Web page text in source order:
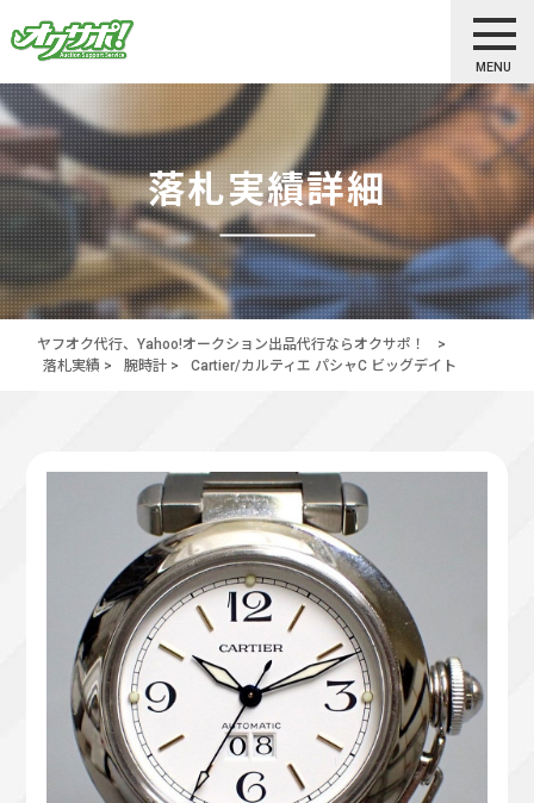
MENU
落札実績詳細
ヤフオク代行、Yahoo!オークション出品代行ならオクサポ！
>
落札実績 > 腕時計 > Cartier/カルティエ パシャC ビッグデイト